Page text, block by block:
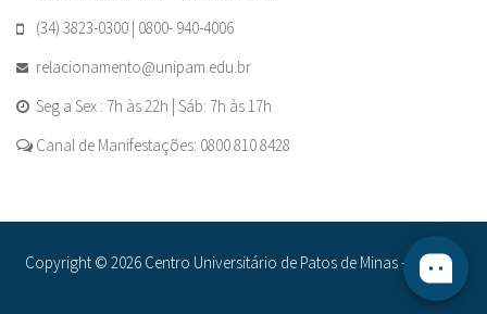
(34) 3823-0300 | 0800- 940-4006
relacionamento@unipam.edu.br
Seg a Sex : 7h às 22h | Sáb: 7h às 17h
Canal de Manifestações: 0800 810 8428
Copyright © 2026 Centro Universitário de Patos de Minas - UNIPAM.